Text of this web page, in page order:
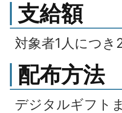
支給額
対象者1人につき
配布方法
デジタルギフト